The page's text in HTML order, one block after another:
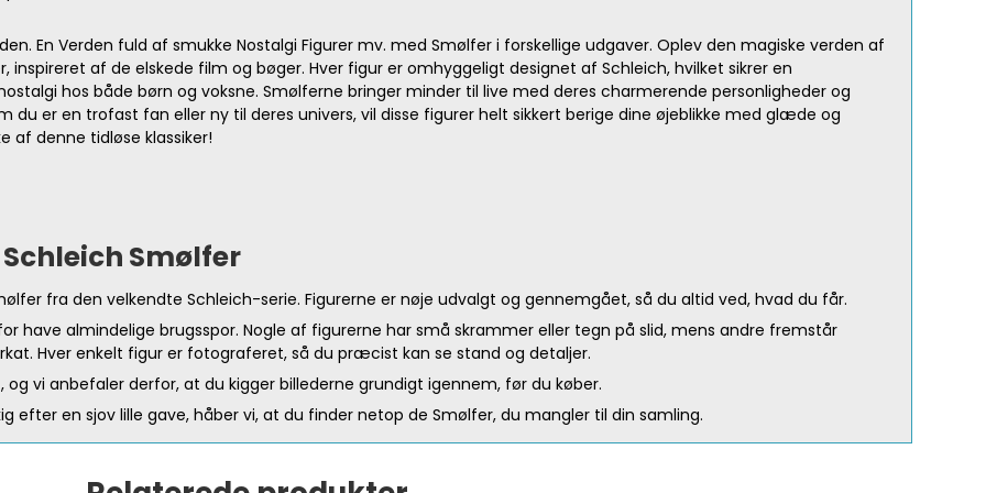
En Verden fuld af smukke Nostalgi Figurer mv. med Smølfer i forskellige udgaver. Oplev den magiske verden af
af de elskede film og bøger. Hver figur er omhyggeligt designet af Schleich, hvilket sikrer en
hos både børn og voksne. Smølferne bringer minder til live med deres charmerende personligheder og
du er en trofast fan eller ny til deres univers, vil disse figurer helt sikkert berige dine øjeblikke med glæde og
af denne tidløse klassiker!
Smølfer
fra den velkendte Schleich-serie. Figurerne er nøje udvalgt og gennemgået, så du altid ved, hvad du får.
have almindelige brugsspor. Nogle af figurerne har små skrammer eller tegn på slid, mens andre fremstår
Hver enkelt figur er fotograferet, så du præcist kan se stand og detaljer.
, og vi anbefaler derfor, at du kigger billederne grundigt igennem, før du køber.
efter en sjov lille gave, håber vi, at du finder netop de Smølfer, du mangler til din samling.